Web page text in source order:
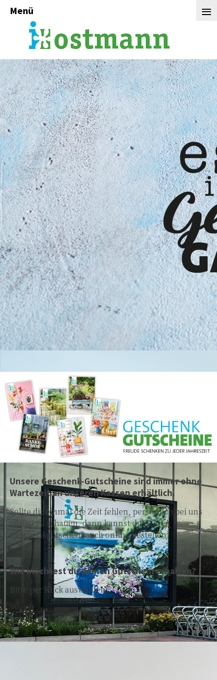
Unsere Geschenk-Gutscheine sind immer ohne
Wartezeit an unseren Kassen erhältlich.
Sollte dir einmal die Zeit fehlen, persönlich bei uns
vorbei zu schauen, dann kannst du deinen
Geschenkgutschein auch online bestellen.
Wie möchtest du deinen Gutschein erhalten?
Bitte per Klick auswählen:
per E-Mail
Der Versand des Gutscheins per E-Mail erfolgt von Mo – Fr
Menü ≡